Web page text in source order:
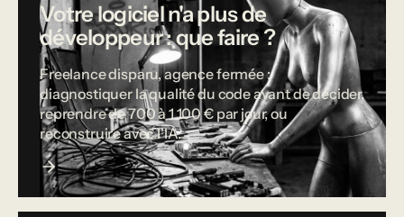
Votre logiciel n'a plus de
développeur : que faire ?
Freelance disparu, agence fermée :
diagnostiquer la qualité du code avant de décider,
reprendre de 700 à 1 100 € par jour, ou
reconstruire avec l'IA.